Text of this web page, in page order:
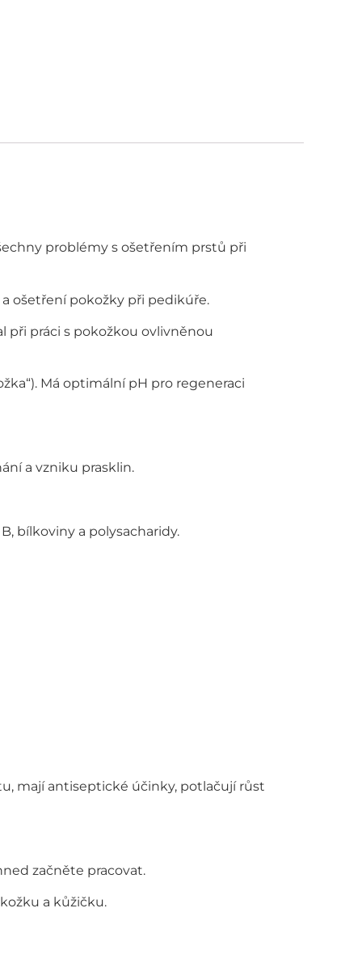
problémy s ošetřením prstů při
ošetření pokožky při pedikúře.
při práci s pokožkou ovlivněnou
Má optimální pH pro regeneraci
a vzniku prasklin.
bílkoviny a polysacharidy.
mají antiseptické účinky, potlačují růst
začněte pracovat.
a kůžičku.